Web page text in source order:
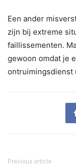
Een ander
zijn bij extreme
faillissementen.
gewoon omdat je
ontruimingsdienst
Previous article